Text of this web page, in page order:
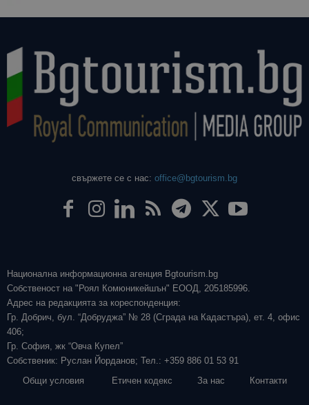
свържете се с нас: office@bgtourism.bg
Национална информационна агенция Bgtourism.bg
Собственост на "Роял Комюникейшън" ЕООД, 205185996.
Адрес на редакцията за кореспонденция:
Гр. Добрич, бул. “Добруджа” № 28 (Сграда на Кадастъра), ет. 4, офис
406;
Гр. София, жк “Овча Купел”
Собственик: Руслан Йорданов; Тел.: +359 886 01 53 91
Общи условия
Етичен кодекс За нас Контакти